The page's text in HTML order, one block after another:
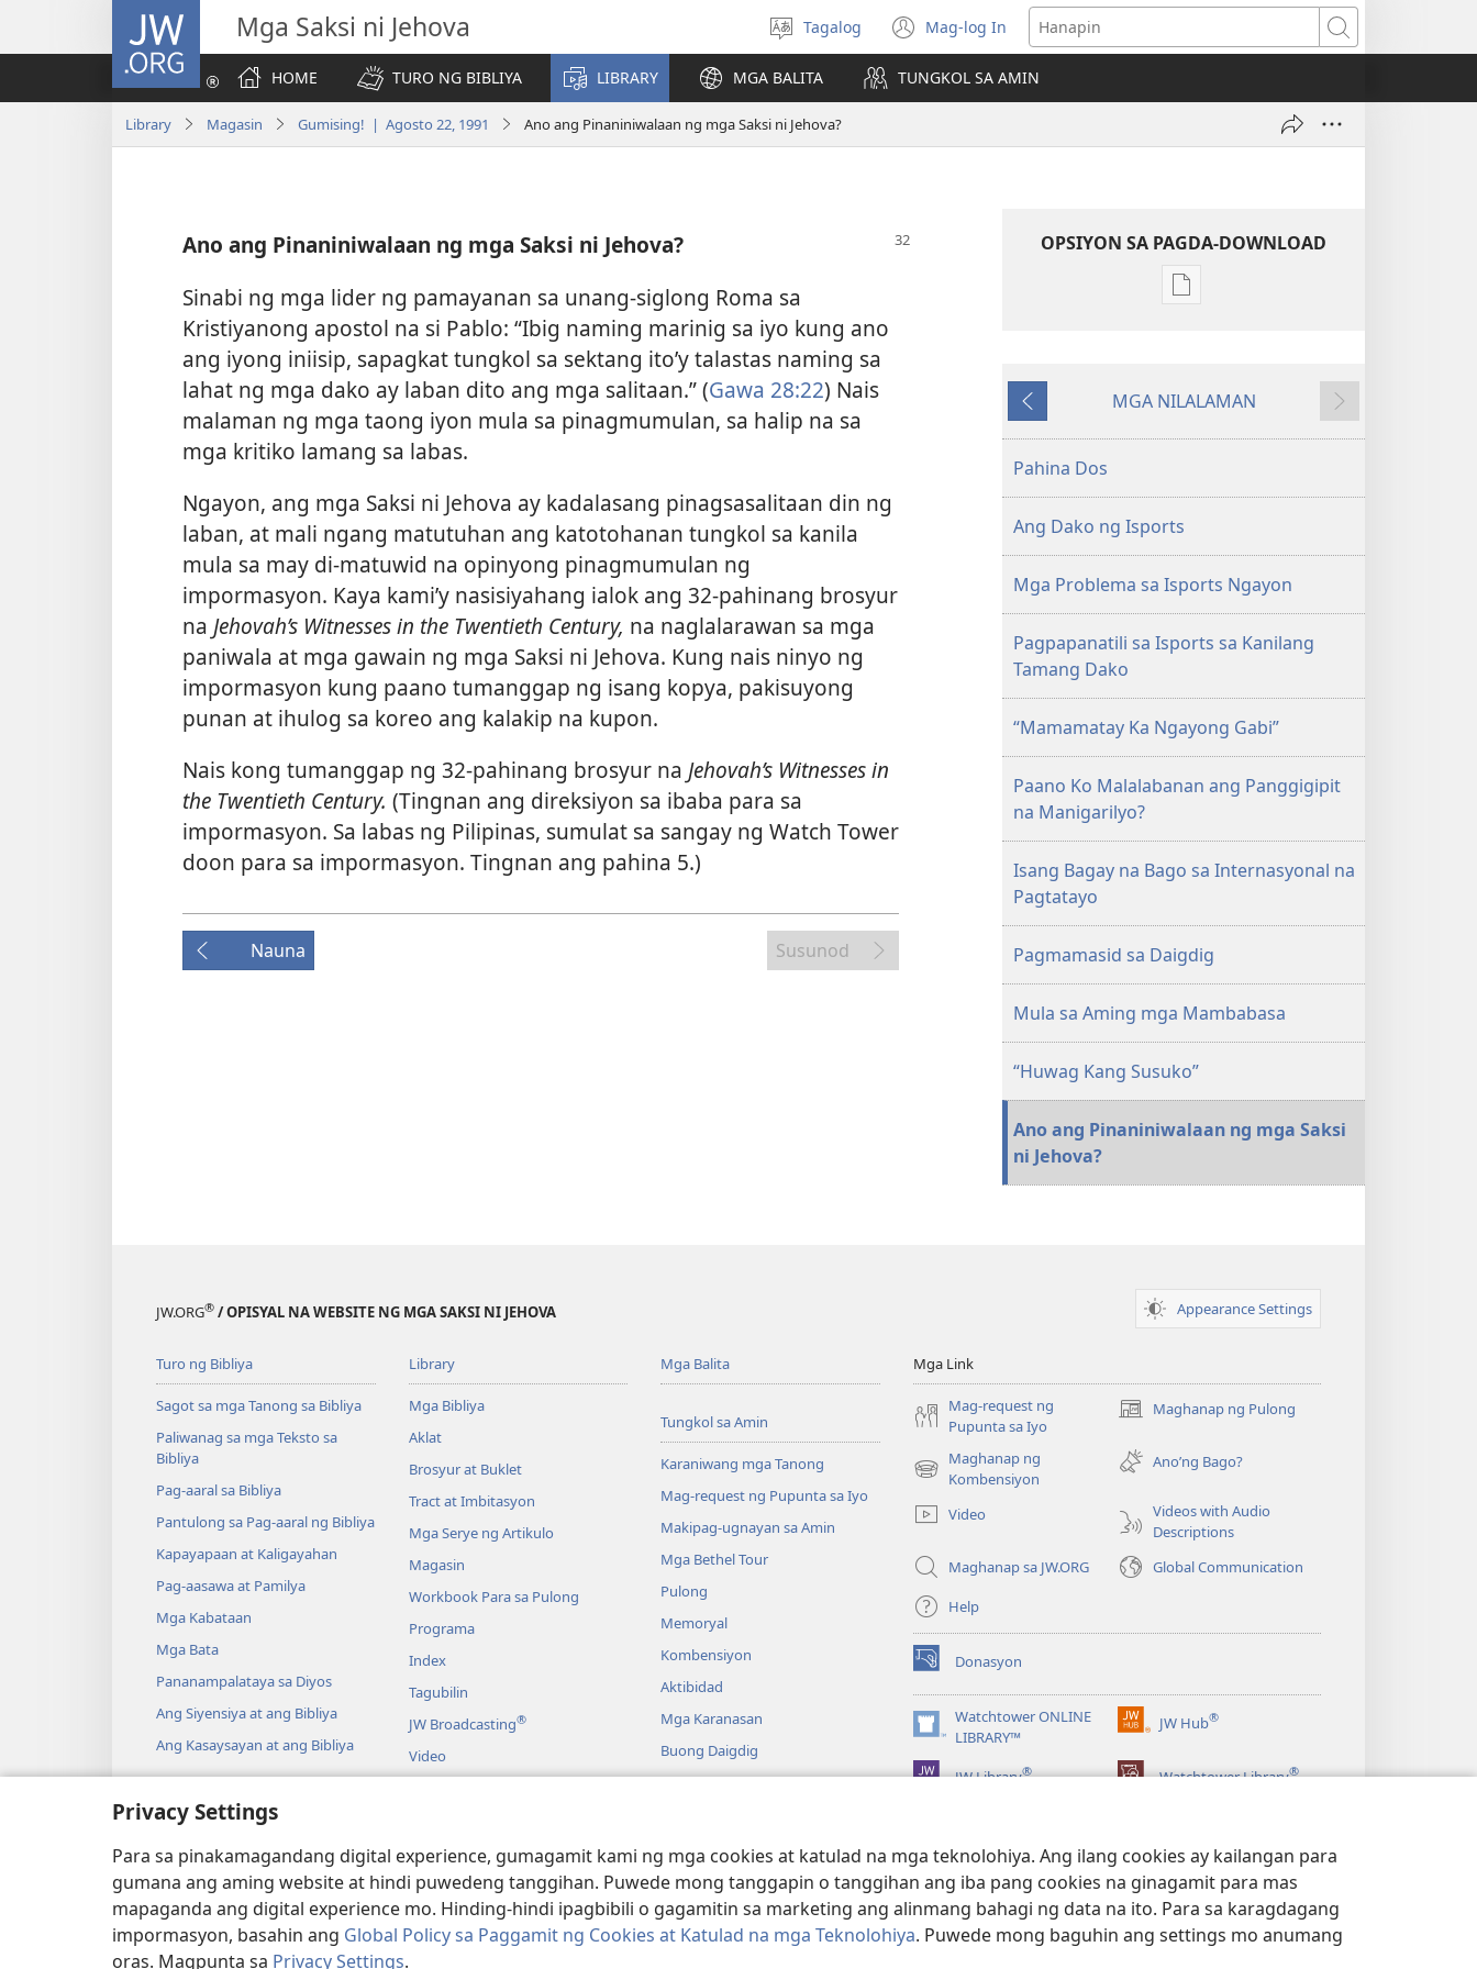
Privacy Settings
Para sa pinakamagandang digital experience, gumagamit kami ng mga cookies at katulad na mga teknolohiya. Ang ilang cookies ay kailangan para
gumana ang aming website at hindi puwedeng tanggihan. Puwede mong tanggapin o tanggihan ang iba pang cookies na ginagamit para mas
mapaganda ang digital experience mo. Hinding-hindi ipagbibili o gagamitin sa marketing ang alinmang bahagi ng data na ito. Para sa karagdagang
impormasyon, basahin ang Global Policy sa Paggamit ng Cookies at Katulad na mga Teknolohiya. Puwede mong baguhin ang settings mo anumang
oras. Magpunta sa Privacy Settings.
JW.ORG Mga Saksi ni Jehova
Pumili
ng
wika
Tagalog Mag-log In
(may
bubukas
na
bagong
Hanapin
HOME
TURO NG BIBLIYA LIBRARY MGA BALITA TUNGKOL SA AMIN
Library Magasin Gumising! | Agosto 22, 1991 Ano ang Pinaniniwalaan ng mga Saksi ni Jehova?
Ano ang Pinaniniwalaan ng mga Saksi ni Jehova?
Sinabi ng mga lider ng pamayanan sa unang-siglong Roma sa
Kristiyanong apostol na si Pablo: “Ibig naming marinig sa iyo kung ano
ang iyong iniisip, sapagkat tungkol sa sektang ito’y talastas naming sa
lahat ng mga dako ay laban dito ang mga salitaan.” (Gawa 28:22) Nais
malaman ng mga taong iyon mula sa pinagmumulan, sa halip na sa
mga kritiko lamang sa labas.
Ngayon, ang mga Saksi ni Jehova ay kadalasang pinagsasalitaan din ng
laban, at mali ngang matutuhan ang katotohanan tungkol sa kanila
mula sa may di-matuwid na opinyong pinagmumulan ng
impormasyon. Kaya kami’y nasisiyahang ialok ang 32-pahinang brosyur
na Jehovah’s Witnesses in the Twentieth Century, na naglalarawan sa mga
paniwala at mga gawain ng mga Saksi ni Jehova. Kung nais ninyo ng
impormasyon kung paano tumanggap ng isang kopya, pakisuyong
punan at ihulog sa koreo ang kalakip na kupon.
Nais kong tumanggap ng 32-pahinang brosyur na Jehovah’s Witnesses in
the Twentieth Century. (Tingnan ang direksiyon sa ibaba para sa
impormasyon. Sa labas ng Pilipinas, sumulat sa sangay ng Watch Tower
doon para sa impormasyon. Tingnan ang pahina 5.)
Nauna Susunod
OPSIYON SA PAGDA-DOWNLOAD
Opsiyon
ng
Nauna
MGA NILALAMAN
Susunod
Pahina Dos
Ang Dako ng Isports
Mga Problema sa Isports Ngayon
Pagpapanatili sa Isports sa Kanilang
Tamang Dako
“Mamamatay Ka Ngayong Gabi”
Paano Ko Malalabanan ang Panggigipit
na Manigarilyo?
Isang Bagay na Bago sa Internasyonal na
Pagtatayo
Pagmamasid sa Daigdig
Mula sa Aming mga Mambabasa
“Huwag Kang Susuko”
Ano ang Pinaniniwalaan ng mga Saksi
ni Jehova?
JW.ORG® / OPISYAL NA WEBSITE NG MGA SAKSI NI JEHOVA Appearance Settings
Turo ng Bibliya
Sagot sa mga Tanong sa Bibliya
Paliwanag sa mga Teksto sa
Bibliya
Pag-aaral sa Bibliya
Pantulong sa Pag-aaral ng Bibliya
Kapayapaan at Kaligayahan
Pag-aasawa at Pamilya
Mga Kabataan
Mga Bata
Pananampalataya sa Diyos
Ang Siyensiya at ang Bibliya
Ang Kasaysayan at ang Bibliya
Library
Mga Bibliya
Aklat
Brosyur at Buklet
Tract at Imbitasyon
Mga Serye ng Artikulo
Magasin
Workbook Para sa Pulong
Programa
Index
Tagubilin
JW Broadcasting®
Video
Pagbabasa ng Bibliya—Audio
Drama
Mga Balita
Tungkol sa Amin
Karaniwang mga Tanong
Mag-request ng Pupunta sa Iyo
Makipag-ugnayan sa Amin
Mga Bethel Tour
Pulong
Memoryal
Kombensiyon
Aktibidad
Mga Karanasan
Buong Daigdig
Mga Link
Mag-request ng
Pupunta sa Iyo
Maghanap ng Pulong
(may
na
window)
Maghanap ng
Kombensiyon
(may
na
window)
Ano’ng Bago?
Video
Videos with Audio
Descriptions
Maghanap sa JW.ORG
Global Communication
Help
Donasyon
(may
bubukas
na
bagong
Watchtower ONLINE
LIBRARY™
(may
bubukas
na
JW Hub®
(may
na
JW Library® Watchtower Library®